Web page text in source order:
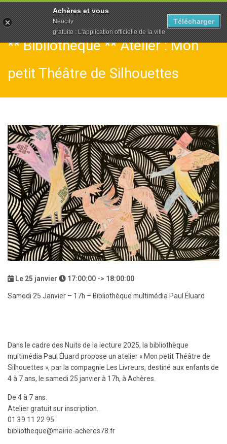
** Bibliothèque ** Atelier : Mon
petit Théâtre de Silhouettes
Le 25 janvier 17:00:00 -> 18:00:00
Samedi 25 Janvier – 17h – Bibliothèque multimédia Paul Éluard
Dans le cadre des Nuits de la lecture 2025, la bibliothèque
multimédia Paul Éluard propose un atelier « Mon petit Théâtre de
Silhouettes », par la compagnie Les Livreurs, destiné aux enfants de
4 à 7 ans, le samedi 25 janvier à 17h, à Achères.
De 4 à 7 ans.
Atelier gratuit sur inscription.
01 39 11 22 95
bibliotheque@mairie-acheres78.fr
Achères et vous
Neocity
gratuite : L'application officielle de la ville
Télécharger